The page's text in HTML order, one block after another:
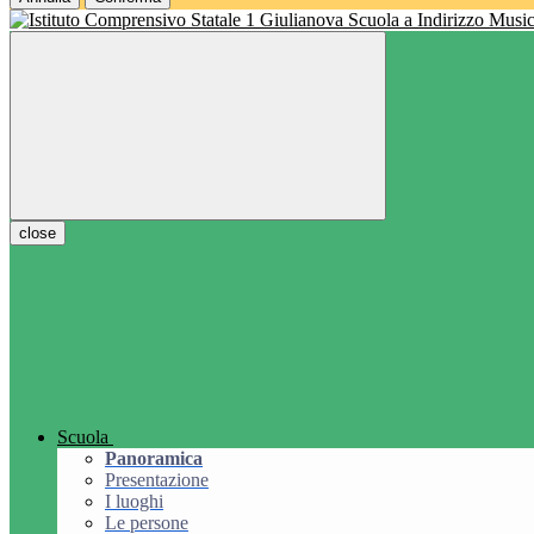
Scuola a Indirizzo
close
Scuola
Panoramica
Presentazione
I luoghi
Le persone